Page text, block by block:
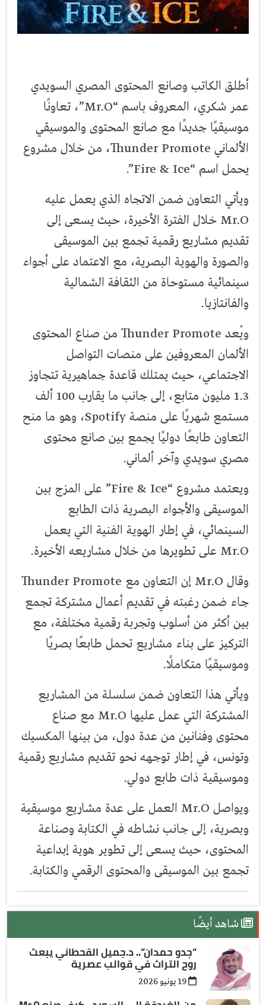
أطلق الكاتب وصانع المحتوى المصري السويدي
عمر شكري، المعروف باسم “Mr.O”، تعاونًا
موسيقيًا جديدًا مع صانع المحتوى والموسيقي
الألماني Thunder Promote، من خلال مشروع
يحمل اسم “Fire & Ice”.
ويأتي التعاون ضمن الاتجاه الذي يعمل عليه
Mr.O خلال الفترة الأخيرة، حيث يسعى إلى
تقديم مشاريع رقمية تجمع بين الموسيقى
والصورة والهوية البصرية، مع الاعتماد على أجواء
سينمائية مستوحاة من الثقافة الشمالية
والفانتازيا.
ويُعد Thunder Promote من صناع المحتوى
الألمان المعروفين على منصات التواصل
الاجتماعي، حيث يمتلك قاعدة جماهيرية تتجاوز
1.3 مليون متابع، إلى جانب ما يقارب 100 ألف
مستمع شهريًا على منصة Spotify، وهو ما منح
التعاون طابعًا دوليًا يجمع بين صانع محتوى
مصري سويدي وآخر ألماني.
ويعتمد مشروع “Fire & Ice” على المزج بين
الموسيقى والأجواء البصرية ذات الطابع
السينمائي، في إطار الهوية الفنية التي يعمل
Mr.O على تطويرها من خلال مشاريعه الأخيرة.
وقال Mr.O إن التعاون مع Thunder Promote
جاء ضمن رغبته في تقديم أعمال مشتركة تجمع
بين أكثر من أسلوب وتجربة رقمية مختلفة، مع
التركيز على بناء مشاريع تحمل طابعًا بصريًا
وموسيقيًا متكاملًا.
ويأتي هذا التعاون ضمن سلسلة من المشاريع
المشتركة التي عمل عليها Mr.O مع صناع
محتوى وفنانين من عدة دول، من بينها المكسيك
وتونس، في إطار توجهه نحو تقديم مشاريع رقمية
وموسيقية ذات طابع دولي.
ويواصل Mr.O العمل على عدة مشاريع موسيقية
وبصرية، إلى جانب نشاطه في الكتابة وصناعة
المحتوى، حيث يسعى إلى تطوير هوية إبداعية
تجمع بين الموسيقى والمحتوى الرقمي والكتابة.
شاهد أيضًا
”جدو حمدان”.. د.جميل القحطاني يبعث
روح التراث في قوالب عصرية